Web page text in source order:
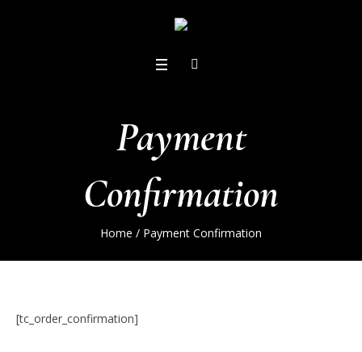
Payment
Confirmation
Home / Payment Confirmation
[tc_order_confirmation]